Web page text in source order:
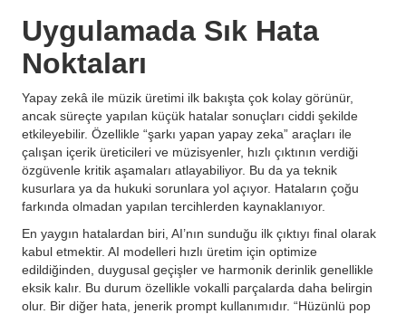
Uygulamada Sık Hata
Noktaları
Yapay zekâ ile müzik üretimi ilk bakışta çok kolay görünür,
ancak süreçte yapılan küçük hatalar sonuçları ciddi şekilde
etkileyebilir. Özellikle “şarkı yapan yapay zeka” araçları ile
çalışan içerik üreticileri ve müzisyenler, hızlı çıktının verdiği
özgüvenle kritik aşamaları atlayabiliyor. Bu da ya teknik
kusurlara ya da hukuki sorunlara yol açıyor. Hataların çoğu
farkında olmadan yapılan tercihlerden kaynaklanıyor.
En yaygın hatalardan biri, AI’nın sunduğu ilk çıktıyı final olarak
kabul etmektir. AI modelleri hızlı üretim için optimize
edildiğinden, duygusal geçişler ve harmonik derinlik genellikle
eksik kalır. Bu durum özellikle vokalli parçalarda daha belirgin
olur. Bir diğer hata, jenerik prompt kullanımıdır. “Hüzünlü pop